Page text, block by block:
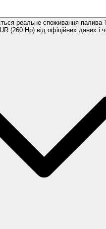
реальне споживання палива
(260 Hp) від офіційних даних і